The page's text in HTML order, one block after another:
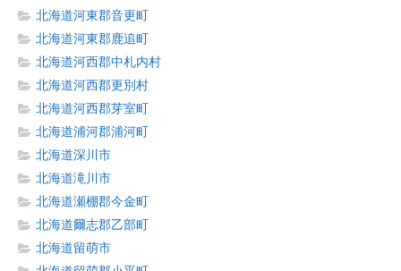
北海道河東郡音更町
北海道河東郡鹿追町
北海道河西郡中札内村
北海道河西郡更別村
北海道河西郡芽室町
北海道浦河郡浦河町
北海道深川市
北海道滝川市
北海道瀬棚郡今金町
北海道爾志郡乙部町
北海道留萌市